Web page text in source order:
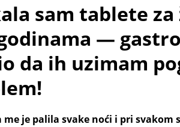
sam tablete
—
da ih uzimam
me je palila svake noći i pri